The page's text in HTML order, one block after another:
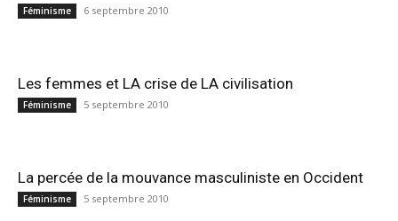
Féminisme 6 septembre 2010
Les femmes et LA crise de LA civilisation
Féminisme 5 septembre 2010
La percée de la mouvance masculiniste en Occident
Féminisme 5 septembre 2010